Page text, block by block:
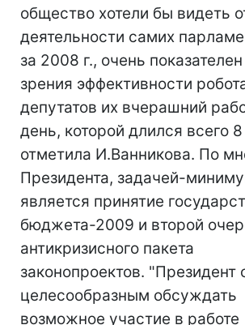
общество хотели бы видеть
деятельности самих
за 2008 г., очень
зрения эффективности
депутатов их вчерашний
день, которой длился всего
отметила И.Ванникова. По
Президента, задачей-
является принятие
бюджета-2009 и второй
антикризисного пакета
законопроектов. "Президент
целесообразным обсуждать
возможное участие в работе